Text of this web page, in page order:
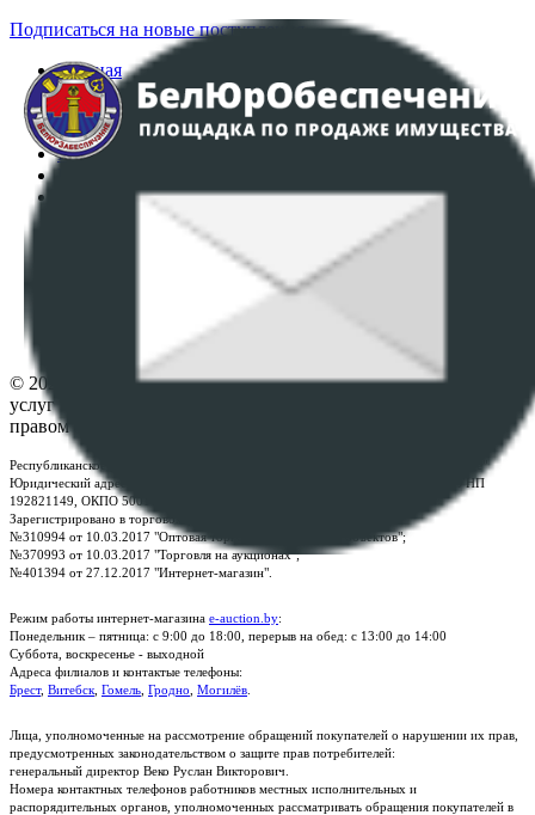
Подписаться на новые поступления
Главная
Аукционы
Интернет-магазин
Регламент организации и проведения торгов
Политика в отношении обработки персональных
ПОЛОЖЕНИЕ О ПОЛИТИКЕ ОБРАБОТКИ COOKIE-
Настройки cookie-файлов
© 2026 Республиканское унитарное предприятие по оказанию
услуг "БелЮрОбеспечение" - Все права защищены авторским
правом
Республиканское унитарное предприятие по оказанию услуг "БелЮрОбеспечение"
Юридический адрес: г. Минск, пр-т. Дзержинского, 1Б, e-mail:
, УНП
192821149, ОКПО 500111895000
Зарегистрировано в торговом реестре Республики Беларусь:
№310994 от 10.03.2017 "Оптовая торговля без торговых объектов";
№370993 от 10.03.2017 "Торговля на аукционах";
№401394 от 27.12.2017 "Интернет-магазин".
Режим работы интернет-магазина e-auction.by:
Понедельник – пятница: с 9:00 до 18:00, перерыв на обед: с 13:00 до 14:00
Суббота, воскресенье - выходной
Адреса филиалов и контактые телефоны:
Брест, Витебск Гомель Гродно Могилёв
Лица, уполномоченные на рассмотрение обращений покупателей о нарушении их прав,
предусмотренных законодательством о защите прав потребителей:
генеральный директор Веко Руслан Викторович.
Номера контактных телефонов работников местных исполнительных и
распорядительных органов, уполномоченных рассматривать обращения покупателей в